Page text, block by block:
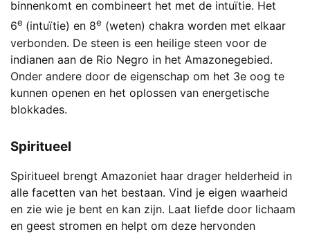
binnenkomt en combineert het met de intuïtie. Het
6e (intuïtie) en 8e (weten) chakra worden met elkaar
verbonden. De steen is een heilige steen voor de
indianen aan de Rio Negro in het Amazonegebied.
Onder andere door de eigenschap om het 3e oog te
kunnen openen en het oplossen van energetische
blokkades.
Spiritueel
Spiritueel brengt Amazoniet haar drager helderheid in
alle facetten van het bestaan. Vind je eigen waarheid
en zie wie je bent en kan zijn. Laat liefde door lichaam
en geest stromen en helpt om deze hervonden